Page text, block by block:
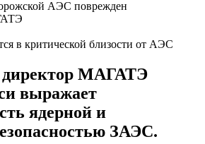
в критической близости от АЭС
директор МАГАТЭ
выражает
ядерной и
ЗАЭС.